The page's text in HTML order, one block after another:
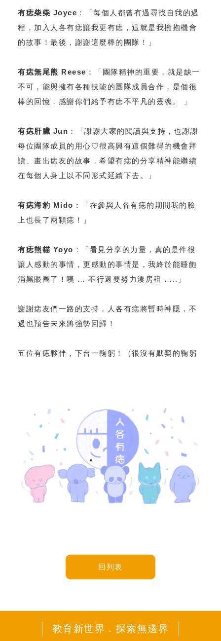
有痣柴柴 Joyce ：「每個人都曾有過尋找自我的過
程，加入人各有痣讓我更有痣，這就是我擁抱機會
的故事！最後，謝謝這麼棒的團隊！」
有痣無尾熊 Reese ：「團隊精神的重要，就是缺一
不可，能與擁有各種技能的團隊成員合作，是個很
棒的回憶，感謝你們給予有痣不平凡的靈魂。 」
有痣肝臟 Jun ：「謝謝大家的閱讀與支持，也謝謝
每位團隊成員的用心♡很高興有這個難得的機會拜
讀、畫出痣友的故事，希望有痣的分享精神能繼續
在每個人身上以不同形式延續下去。」
有痣海豹 Mido ：「在參與人各有痣的期間我的臉
上也長了兩顆痣！」
有痣熊貓 Yoyo ：「看見分享的力量，真的是件很
讓人感動的事情，更感動的事情是，我終於能睡飽
消黑眼圈了！咦 … 不行還要努力湊房租 …..」
謝謝痣友們一路的支持，人各有痣將暫時神隱，不
過也預告未來將強勢回歸！
五位有痣夥伴，下台一鞠躬！（很沒有默契的鞠躬
回列表
教育新世界．探索無邊界